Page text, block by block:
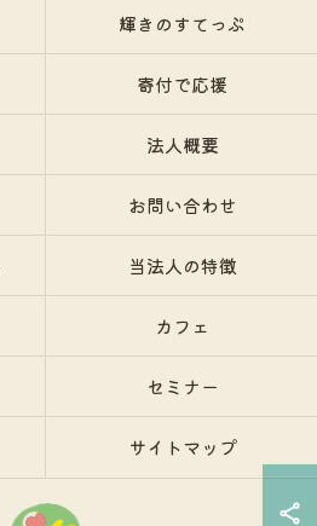
輝きのすてっぷ
寄付で応援
法人概要
お問い合わせ
当法人の特徴
カフェ
セミナー
サイトマップ